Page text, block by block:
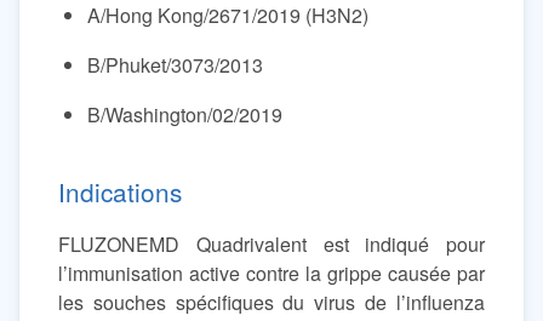
A/Hong Kong/2671/2019 (H3N2)
B/Phuket/3073/2013
B/Washington/02/2019
Indications
FLUZONEMD Quadrivalent est indiqué pour
l’immunisation active contre la grippe causée par
les souches spécifiques du virus de l’influenza